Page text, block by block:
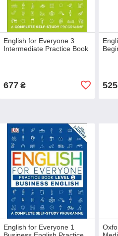
English for Everyone 3
Intermediate Practice Book
677₴ 525
English for Everyone 1